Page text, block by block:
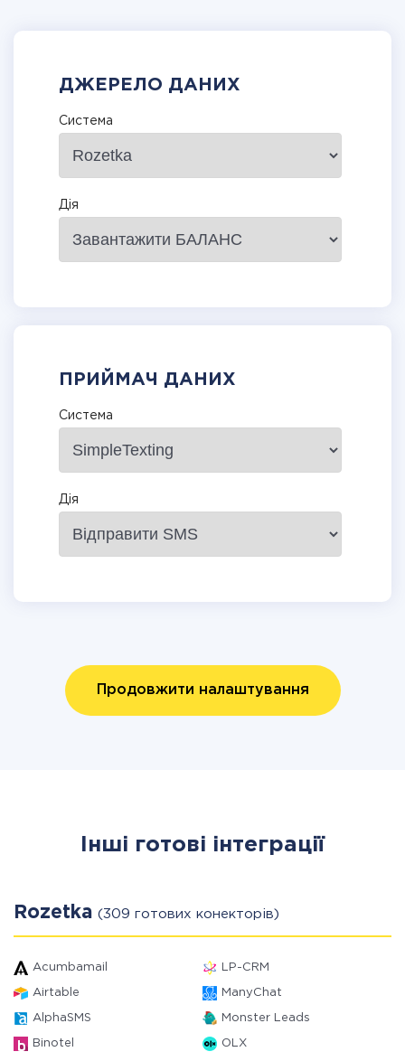
ДЖЕРЕЛО ДАНИХ
Система
Дія
ПРИЙМАЧ ДАНИХ
Система
Дія
Продовжити налаштування
Інші готові інтеграції
Rozetka (309 готових конекторів)
Acumbamail LP-CRM
Airtable ManyChat
AlphaSMS Monster Leads
Binotel OLX